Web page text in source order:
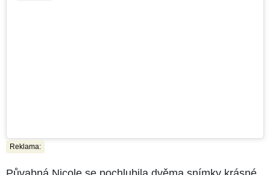
Reklama: